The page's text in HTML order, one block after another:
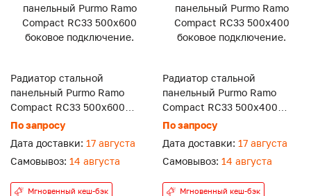
Радиатор стальной
панельный Purmo Ramo
Compact RC33 500x600
боковое подключение.
По запросу
Дата доставки: 17 августа
Самовывоз: 14 августа
Мгновенный кеш-бэк
Радиатор стальной
панельный Purmo Ramo
Compact RC33 500x400
боковое подключение.
По запросу
Дата доставки: 17 августа
Самовывоз: 14 августа
Мгновенный кеш-бэк